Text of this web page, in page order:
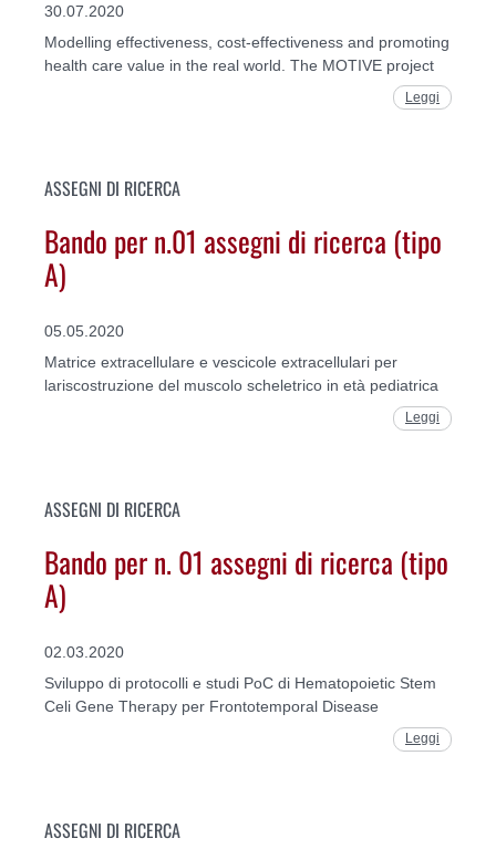
30.07.2020
Modelling effectiveness, cost-effectiveness and promoting
health care value in the real world. The MOTIVE project
Leggi
ASSEGNI DI RICERCA
Bando per n.01 assegni di ricerca (tipo
A)
05.05.2020
Matrice extracellulare e vescicole extracellulari per
lariscostruzione del muscolo scheletrico in età pediatrica
Leggi
ASSEGNI DI RICERCA
Bando per n. 01 assegni di ricerca (tipo
A)
02.03.2020
Sviluppo di protocolli e studi PoC di Hematopoietic Stem
Celi Gene Therapy per Frontotemporal Disease
Leggi
ASSEGNI DI RICERCA